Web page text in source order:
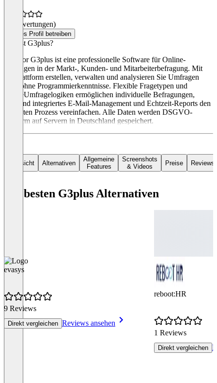
(0 Bewertungen)
Dieses Profil betreiben
Was ist G3plus?
Rogator G3plus ist eine professionelle Software für Online-
Umfragen in der Markt-, Kunden- und Mitarbeiterbefragung. Mit
der Plattform erstellen, verwalten und analysieren Sie Umfragen
ganz ohne Programmierkenntnisse. Flexible Fragetypen und
smarteUmfragelogiken ermöglichen individuelle Befragungen,
während integriertes E-Mail-Management und Echtzeit-Reports den
gesamten Prozess vereinfachen. Alle Daten werden DSGVO-
konform auf Servern in Deutschland gespeichert.
Übersicht Alternativen
Allgemeine
Features
Screenshots
& Videos
Preise Reviews
Die besten G3plus Alternativen
evasys
9 Reviews
Direkt vergleichen Reviews ansehen
reboot:HR
1 Reviews
Direkt vergleichen